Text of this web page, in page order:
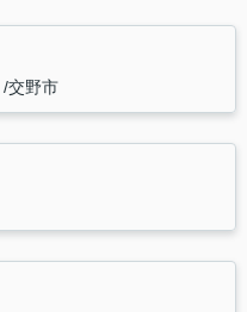
交野市